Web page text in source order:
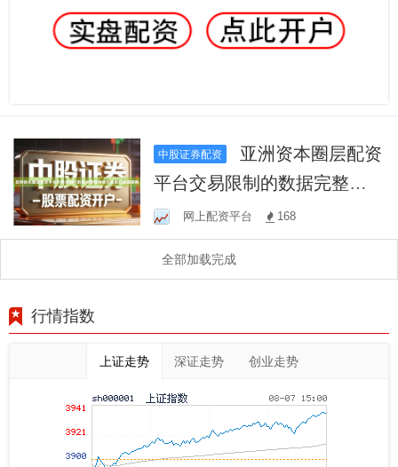
中股证券配资
平台交易限制的数据完整性
审查风险敞口暴露视角
网上配资平台 168
全部加载完成
行情指数
上证走势 深证走势 创业走势